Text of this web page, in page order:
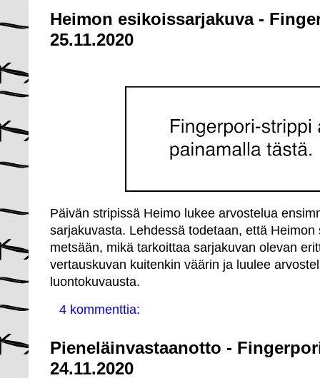
Heimon esikoissarjakuva -
25.11.2020
Päivän stripissä Heimo lukee arvostelua
sarjakuvasta. Lehdessä todetaan, että
metsään, mikä tarkoittaa sarjakuvan olevan
vertauskuvan kuitenkin väärin ja luulee
luontokuvausta.
4 kommenttia:
Pieneläinvastaanotto -
24.11.2020